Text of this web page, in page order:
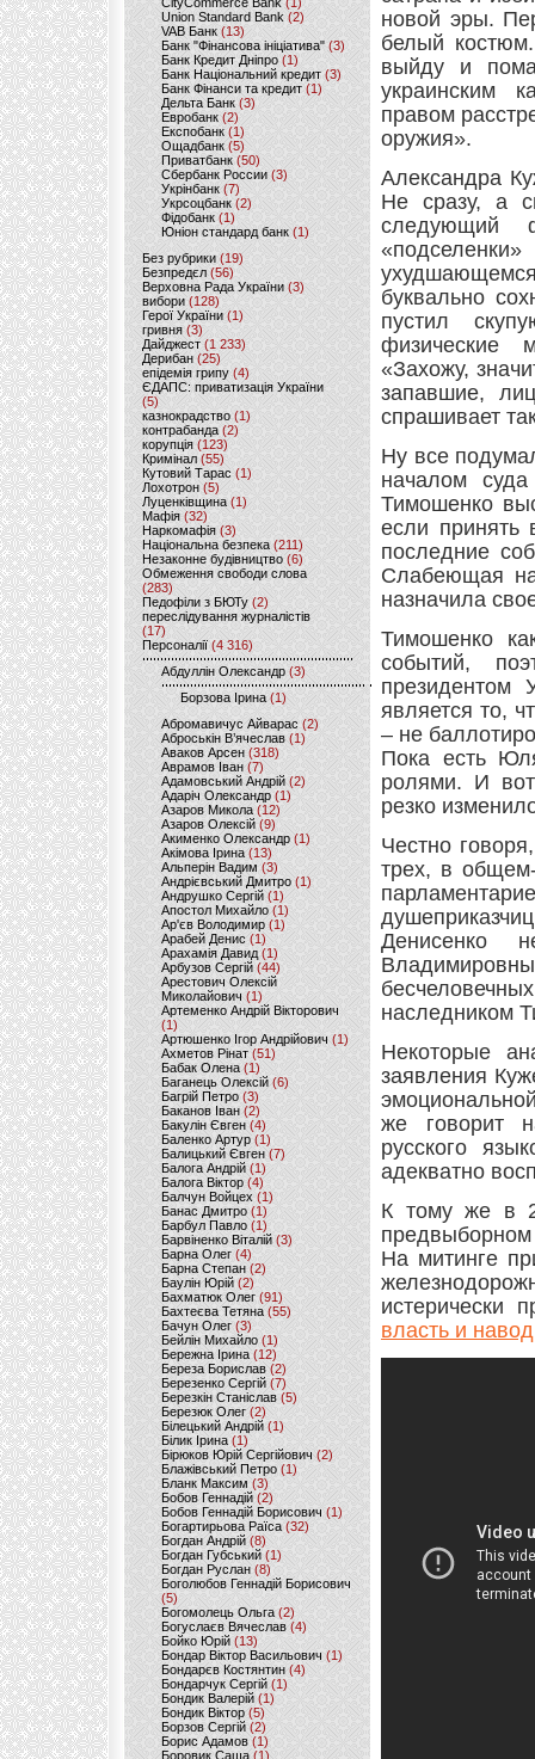
Union Standard Bank (2)
VAB Банк (13)
Банк "Фінансова ініціатива" (3)
Банк Кредит Дніпро (1)
Банк Національний кредит (3)
Банк Фінанси та кредит (1)
Дельта Банк (3)
Евробанк(2)
Експобанк (1)
Ощадбанк(5)
Приватбанк (50)
Сбербанк России (3)
Укрінбанк(7)
Укрсоцбанк (2)
Фідобанк (1)
Юніон стандард банк(1)
Без рубрики (19)
Безпредєл(56)
Верховна Рада України (3)
вибори(128)
Герої України(1)
гривня (3)
Дайджест (1 233)
Дерибан (25)
епідемія грипу (4)
ЄДАПС: приватизація України
(5)
казнокрадство (1)
контрабанда (2)
корупція (123)
Кримінал (55)
Кутовий Тарас (1)
Лохотрон(5)
Луценківщина (1)
Мафія (32)
Наркомафія (3)
Національна безпека (211)
Незаконне будівництво(6)
Обмеження свободи слова
(283)
Педофіли з БЮТу (2)
переслідування журналістів
(17)
Персоналії (4 316)
Абдуллін Олександр (3)
Борзова Ірина(1)
Абромавичус Айварас (2)
Аброськін В’ячеслав(1)
Аваков Арсен (318)
Аврамов Іван (7)
Адамовський Андрій(2)
Адаріч Олександр (1)
Азаров Микола (12)
Азаров Олексій (9)
Акименко Олександр(1)
Акімова Ірина(13)
Альперін Вадим (3)
Андрієвський Дмитро(1)
Андрушко Сергій(1)
Апостол Михайло(1)
Ар'єв Володимир (1)
Арабей Денис(1)
Арахамія Давид (1)
Арбузов Сергій (44)
Арестович Олексій
Миколайович(1)
Артеменко Андрій Вікторович
(1)
Артюшенко Ігор Андрійович(1)
Ахметов Рінат(51)
Бабак Олена(1)
Баганець Олексій(6)
Багрій Петро (3)
Баканов Іван(2)
Бакулін Євген (4)
Баленко Артур(1)
Балицький Євген(7)
Балога Андрій (1)
Балога Віктор (4)
Балчун Войцех (1)
Банас Дмитро (1)
Барбул Павло(1)
Барвіненко Віталій(3)
Барна Олег (4)
Барна Степан (2)
Баулін Юрій (2)
Бахматюк Олег (91)
Бахтеєва Тетяна(55)
Бачун Олег (3)
Бейлін Михайло (1)
Бережна Ірина(12)
Береза Борислав(2)
Березенко Сергій (7)
Березкін Станіслав (5)
Березюк Олег(2)
Білецький Андрій (1)
Білик Ірина (1)
Бірюков Юрій Сергійович (2)
Блажівський Петро (1)
Бланк Максим(3)
Бобов Геннадій (2)
Бобов Геннадій Борисович (1)
Богартирьова Раїса (32)
Богдан Андрій(8)
Богдан Губський (1)
Богдан Руслан(8)
Боголюбов Геннадій Борисович
(5)
Богомолець Ольга (2)
Богуслаєв Вячеслав (4)
Бойко Юрій (13)
Бондар Віктор Васильович (1)
Бондарєв Костянтин (4)
Бондарчук Сергій(1)
Бондик Валерій (1)
Бондик Віктор(5)
Борзов Сергiй (2)
Борис Адамов(1)
Боровик Саша (1)
новой эры.
белый
выйду и
украинским
правом
оружия».
Александра
Не сразу, а
следующий
буквально
пустил
физические
«Захожу,
запавшие,
спрашивает
Ну все
началом
Тимошенко
если принять
последние
Слабеющая на
назначила
Тимошенко
событий,
президентом
является то,
– не
Пока есть
ролями. И
резко
Честно
трех, в
Денисенко
наследником
Некоторые
заявления
же говорит
русского
адекватно
К тому же в
На митинге
истерически
власть и